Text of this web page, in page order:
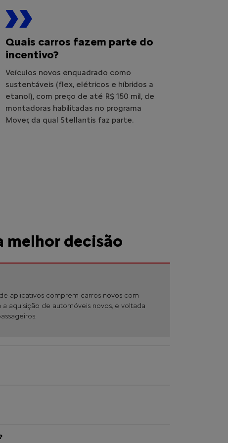
Quais carros fazem parte do
incentivo?
Veículos novos enquadrado como
sustentáveis (flex, elétricos e híbridos a
etanol), com preço de até R$ 150 mil, de
montadoras habilitadas no programa
Mover, da qual Stellantis faz parte.
melhor decisão
aplicativos comprem carros novos com
aquisição de automóveis novos, e voltada